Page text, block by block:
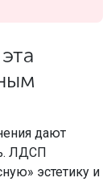
дают
ЛДСП
эстетику и